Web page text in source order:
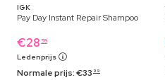
IGK
Pay Day Instant Repair Shampoo
€28 59
Ledenprijs
Normale prijs:€33 99